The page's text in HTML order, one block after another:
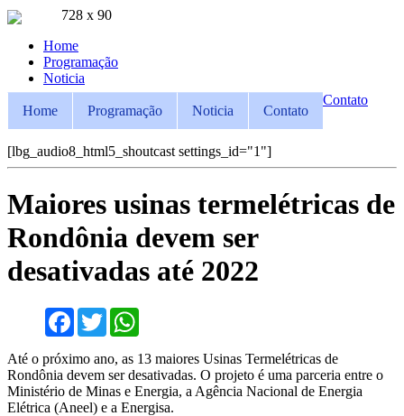
728 x 90
Home Programação Noticia Contato
Home
Programação
Noticia
Contato
[lbg_audio8_html5_shoutcast settings_id="1"]
Maiores usinas termelétricas de
Rondônia devem ser
desativadas até 2022
Facebook
Twitter
Até o próximo ano, as 13 maiores Usinas Termelétricas de
Rondônia devem ser desativadas. O projeto é uma parceria entre o
Ministério de Minas e Energia, a Agência Nacional de Energia
Elétrica (Aneel) e a Energisa.